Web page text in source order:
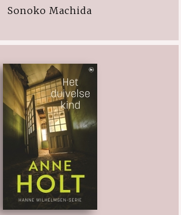
Sonoko Machida